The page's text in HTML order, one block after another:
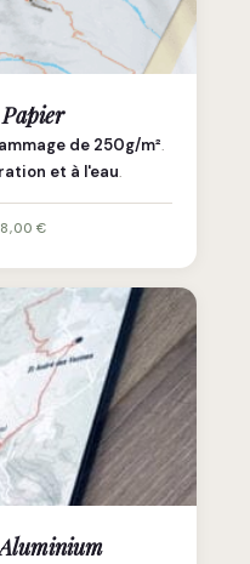
de 250g/m².
et à l'eau.
€